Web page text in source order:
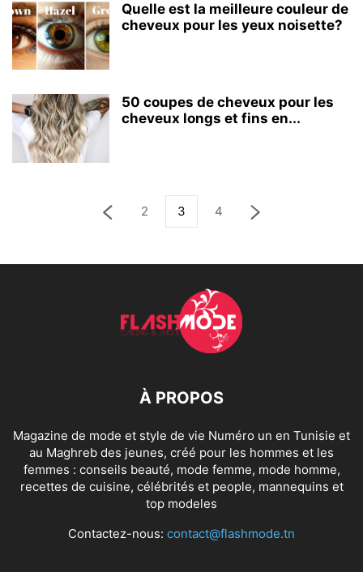
Quelle est la meilleure couleur de
cheveux pour les yeux noisette?
50 coupes de cheveux pour les
cheveux longs et fins en...
2 3 4
À PROPOS
Magazine de mode et style de vie Numéro un en Tunisie et
au Maghreb des jeunes, créé pour les hommes et les
femmes : conseils beauté, mode femme, mode homme,
recettes de cuisine, célébrités et people, mannequins et
top modeles
Contactez-nous: contact@flashmode.tn